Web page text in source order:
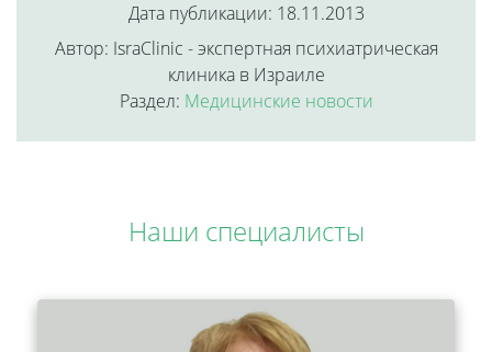
Дата публикации: 18.11.2013
Автор: IsraClinic - экспертная психиатрическая
клиника в Израиле
Раздел: Медицинские новости
Наши специалисты